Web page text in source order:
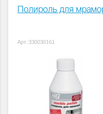
Полироль для
Арт.:330030161